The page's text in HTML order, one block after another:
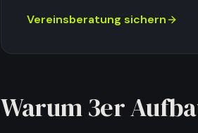
Vereinsberatung sichern
Warum 3er